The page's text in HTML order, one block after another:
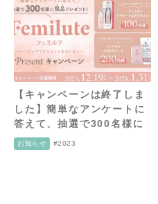
【キャンペーンは終了しま
した】簡単なアンケートに
答えて、抽選で300名様に
フェミルテ現品プレゼン
ト！Femilute（フェミル
お知らせ #2023